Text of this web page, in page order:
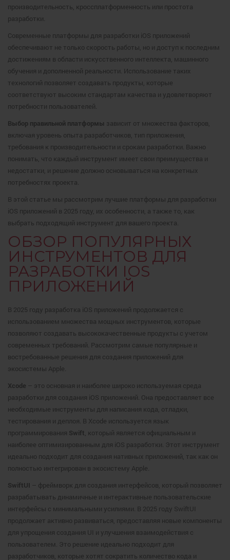
производительность, кроссплатформенность или простота
разработки.
Современные платформы для разработки iOS приложений
обеспечивают не только скорость работы, но и доступ к последним
достижениям в области искусственного интеллекта, машинного
обучения и дополненной реальности. Использование таких
технологий позволяет создавать продукты, которые
соответствуют высоким стандартам качества и удовлетворяют
потребности пользователей.
Выбор правильной платформы зависит от множества факторов,
включая уровень опыта разработчиков, тип приложения,
требования к производительности и срокам разработки. Важно
понимать, что каждый инструмент имеет свои преимущества и
недостатки, и решение должно основываться на конкретных
потребностях проекта.
В этой статье мы рассмотрим лучшие платформы для разработки
iOS приложений в 2025 году, их особенности, а также то, как
выбрать подходящий инструмент для вашего проекта.
ОБЗОР ПОПУЛЯРНЫХ
ИНСТРУМЕНТОВ ДЛЯ
РАЗРАБОТКИ IOS
ПРИЛОЖЕНИЙ
В 2025 году разработка iOS приложений продолжается с
использованием множества мощных инструментов, которые
позволяют создавать высококачественные продукты с учетом
современных требований. Рассмотрим самые популярные и
востребованные решения для создания приложений для
экосистемы Apple.
Xcode – это основная и наиболее широко используемая среда
разработки для создания iOS приложений. Она предоставляет все
необходимые инструменты для написания кода, отладки,
тестирования и деплоя. В Xcode используется язык
программирования Swift, который является официальным и
наиболее оптимизированным для iOS разработки. Этот инструмент
идеально подходит для создания нативных приложений, так как он
полностью интегрирован в экосистему Apple.
SwiftUI – фреймворк для создания интерфейсов, который позволяет
разрабатывать динамичные и интерактивные пользовательские
интерфейсы с минимальными усилиями. В 2025 году SwiftUI
продолжает активно развиваться, предоставляя новые компоненты
для упрощения создания UI и улучшения взаимодействия с
пользователем. Это решение идеально подходит для
разработчиков, которые хотят сократить количество кода и